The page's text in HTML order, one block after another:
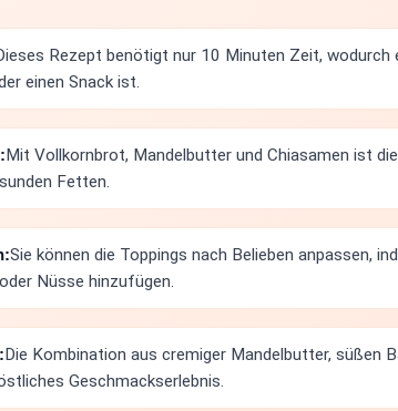
Rezept benötigt nur 10 Minuten Zeit,
einen Snack ist.
Mit Vollkornbrot, Mandelbutter und Chiasamen ist
Fetten.
Sie können die Toppings nach Belieben anpassen,
Nüsse hinzufügen.
Die Kombination aus cremiger Mandelbutter, süßen
Geschmackserlebnis.